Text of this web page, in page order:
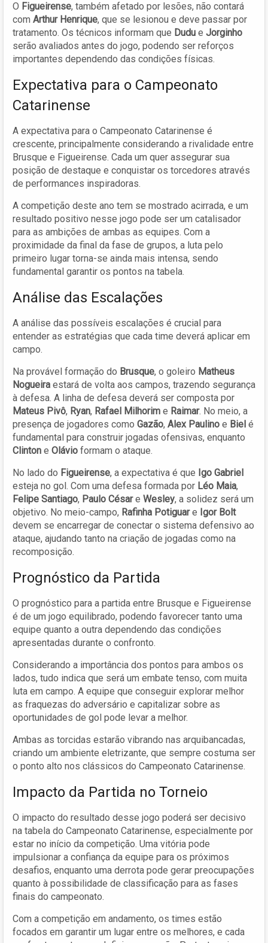
O Figueirense, também afetado por lesões, não contará
com Arthur Henrique, que se lesionou e deve passar por
tratamento. Os técnicos informam que Dudu e Jorginho
serão avaliados antes do jogo, podendo ser reforços
importantes dependendo das condições físicas.
Expectativa para o Campeonato
Catarinense
A expectativa para o Campeonato Catarinense é
crescente, principalmente considerando a rivalidade entre
Brusque e Figueirense. Cada um quer assegurar sua
posição de destaque e conquistar os torcedores através
de performances inspiradoras.
A competição deste ano tem se mostrado acirrada, e um
resultado positivo nesse jogo pode ser um catalisador
para as ambições de ambas as equipes. Com a
proximidade da final da fase de grupos, a luta pelo
primeiro lugar torna-se ainda mais intensa, sendo
fundamental garantir os pontos na tabela.
Análise das Escalações
A análise das possíveis escalações é crucial para
entender as estratégias que cada time deverá aplicar em
campo.
Na provável formação do Brusque, o goleiro Matheus
Nogueira estará de volta aos campos, trazendo segurança
à defesa. A linha de defesa deverá ser composta por
Mateus Pivô, Ryan, Rafael Milhorim e Raimar. No meio, a
presença de jogadores como Gazão, Alex Paulino e Biel é
fundamental para construir jogadas ofensivas, enquanto
Clinton e Olávio formam o ataque.
No lado do Figueirense, a expectativa é que Igo Gabriel
esteja no gol. Com uma defesa formada por Léo Maia,
Felipe Santiago, Paulo Césare Wesley, a solidez será um
objetivo. No meio-campo, Rafinha Potiguare Igor Bolt
devem se encarregar de conectar o sistema defensivo ao
ataque, ajudando tanto na criação de jogadas como na
recomposição.
Prognóstico da Partida
O prognóstico para a partida entre Brusque e Figueirense
é de um jogo equilibrado, podendo favorecer tanto uma
equipe quanto a outra dependendo das condições
apresentadas durante o confronto.
Considerando a importância dos pontos para ambos os
lados, tudo indica que será um embate tenso, com muita
luta em campo. A equipe que conseguir explorar melhor
as fraquezas do adversário e capitalizar sobre as
oportunidades de gol pode levar a melhor.
Ambas as torcidas estarão vibrando nas arquibancadas,
criando um ambiente eletrizante, que sempre costuma ser
o ponto alto nos clássicos do Campeonato Catarinense.
Impacto da Partida no Torneio
O impacto do resultado desse jogo poderá ser decisivo
na tabela do Campeonato Catarinense, especialmente por
estar no início da competição. Uma vitória pode
impulsionar a confiança da equipe para os próximos
desafios, enquanto uma derrota pode gerar preocupações
quanto à possibilidade de classificação para as fases
finais do campeonato.
Com a competição em andamento, os times estão
focados em garantir um lugar entre os melhores, e cada